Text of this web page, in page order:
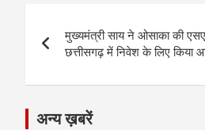
o
o
k
g
er
A
p
p
navigation
मुख्यमंत्री साय ने ओसाका की
छत्तीसगढ़ में निवेश के लिए किया
अन्य ख़बरें